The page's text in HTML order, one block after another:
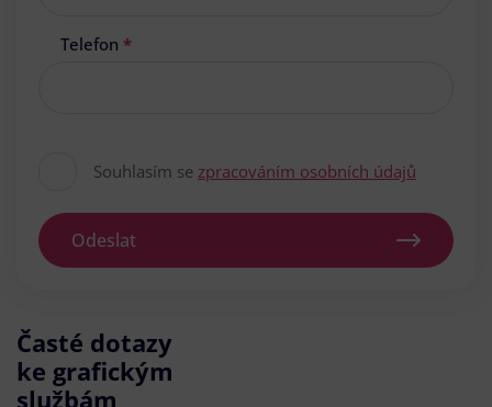
Telefon *
Souhlasím se zpracováním osobních údajů
Odeslat
Časté dotazy
ke grafickým
službám